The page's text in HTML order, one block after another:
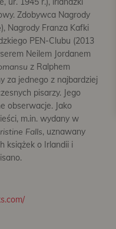
Zdobywca Nagrody
), Nagrody Franza Kafki
PEN-Clubu (2013
Neilem Jordanem
z Ralphem
za jednego z najbardziej
pisarzy. Jego
obserwacje. Jako
m.in. wydany w
Falls, uznawany
książek o Irlandii i